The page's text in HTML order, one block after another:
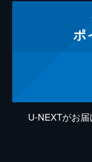
ポ
U-NEXTがお